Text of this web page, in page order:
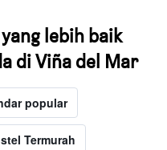
lebih baik
di Viña del Mar
popular
Termurah